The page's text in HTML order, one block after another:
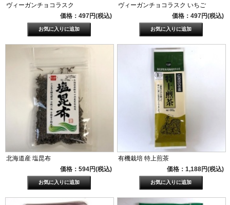
ヴィーガンチョコラスク
価格：497円(税込)
ヴィーガンチョコラスク いちご
価格：497円(税込)
北海道産 塩昆布
価格：594円(税込)
有機栽培 特上煎茶
価格：1,188円(税込)